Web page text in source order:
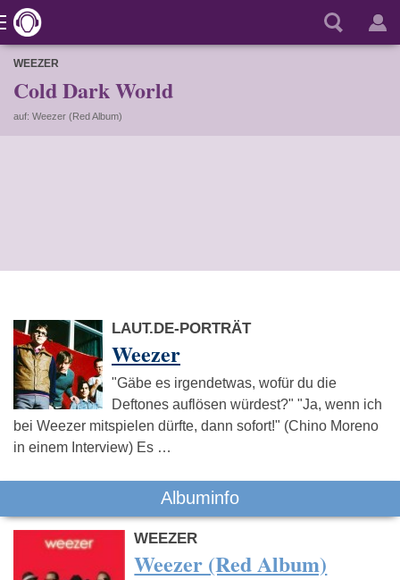
WEEZER
Cold Dark World
auf: Weezer (Red Album)
LAUT.DE-PORTRÄT
Weezer
"Gäbe es irgendetwas, wofür du die
Deftones auflösen würdest?" "Ja, wenn ich
bei Weezer mitspielen dürfte, dann sofort!" (Chino Moreno
in einem Interview) Es …
Albuminfo
WEEZER
Weezer (Red Album)